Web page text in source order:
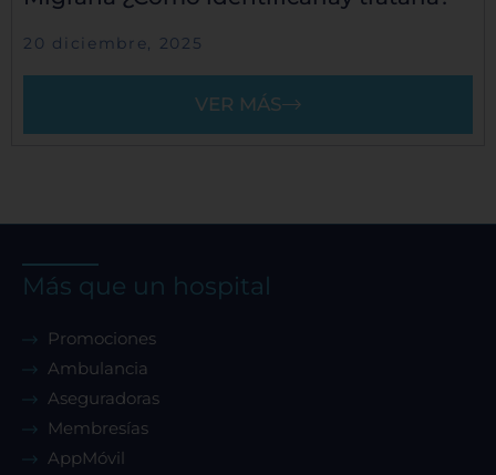
20 diciembre, 2025
VER MÁS
Más que un hospital
Promociones
Ambulancia
Aseguradoras
Membresías
AppMóvil